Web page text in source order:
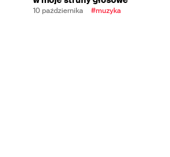
10 października #muzyka